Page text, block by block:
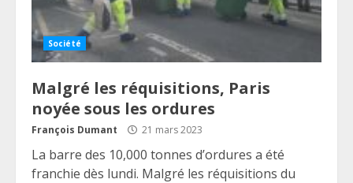
Société
Malgré les réquisitions, Paris
noyée sous les ordures
François Dumant 21 mars 2023
La barre des 10,000 tonnes d’ordures a été
franchie dès lundi. Malgré les réquisitions du